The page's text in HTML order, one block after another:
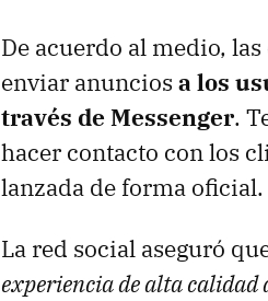
De acuerdo al medio,
enviar anuncios a los
través de Messenger.
hacer contacto con los
lanzada de forma oficial.
La red social aseguró
experiencia de alta calidad